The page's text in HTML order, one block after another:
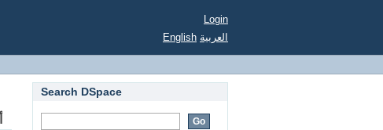
Login
English العربية
Search DSpace